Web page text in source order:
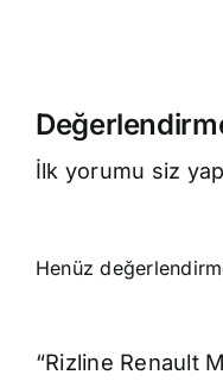
İlk yorumu siz
Henüz
“Rizline Renault